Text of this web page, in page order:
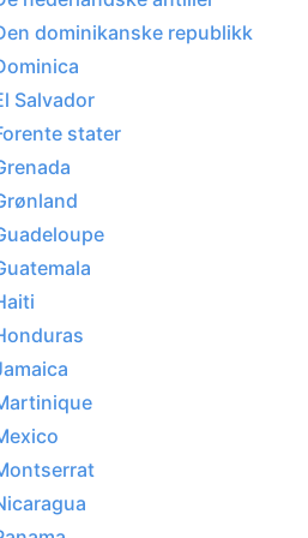
dominikanske republikk
Salvador
stater